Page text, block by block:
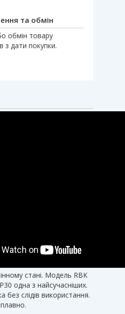
та обмін
обмін товару
з дати покупки.
стані. Модель RBK
одна з найсучасніших.
без слідів використання.